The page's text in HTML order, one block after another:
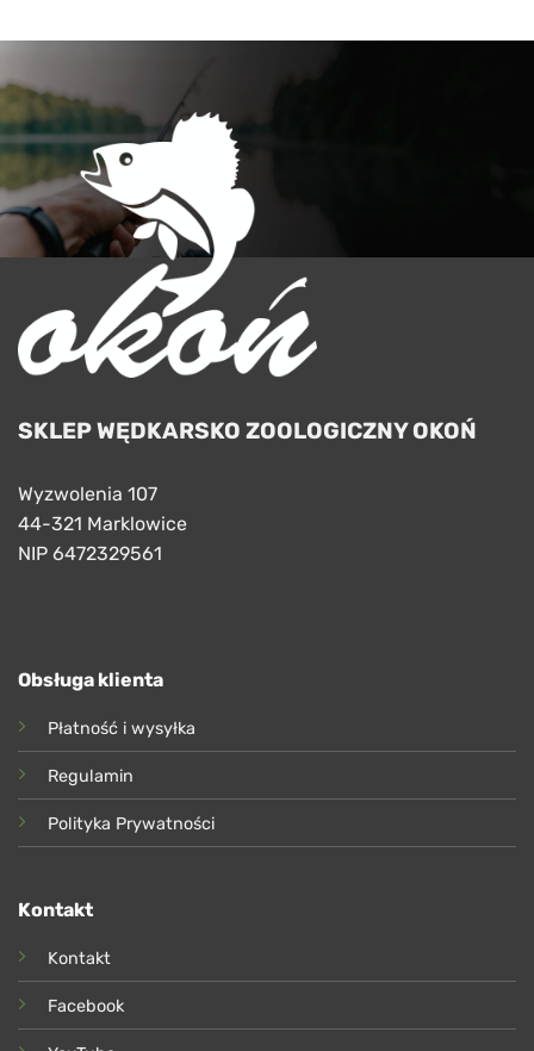
SKLEP WĘDKARSKO ZOOLOGICZNY OKOŃ
Wyzwolenia 107
44-321 Marklowice
NIP 6472329561
Obsługa klienta
Płatność i wysyłka
Regulamin
Polityka Prywatności
Kontakt
Kontakt
Facebook